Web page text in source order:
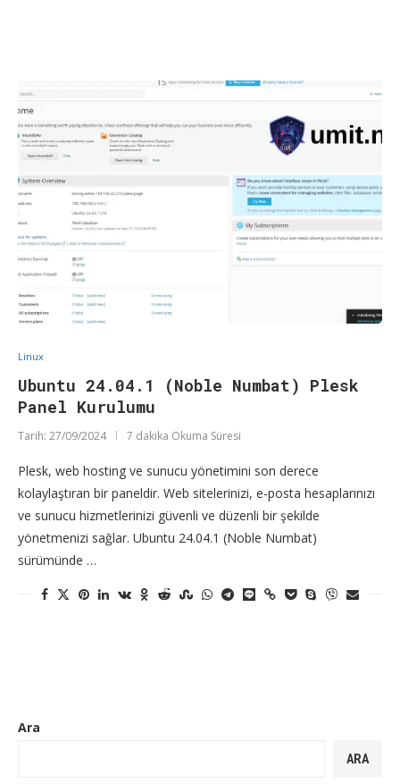
Linux
Ubuntu 24.04.1 (Noble Numbat) Plesk
Panel Kurulumu
Tarih: 27/09/2024 7 dakika Okuma Süresi
Plesk, web hosting ve sunucu yönetimini son derece
kolaylaştıran bir paneldir. Web sitelerinizi, e-posta hesaplarınızı
ve sunucu hizmetlerinizi güvenli ve düzenli bir şekilde
yönetmenizi sağlar. Ubuntu 24.04.1 (Noble Numbat)
sürümünde …
Ara
ARA